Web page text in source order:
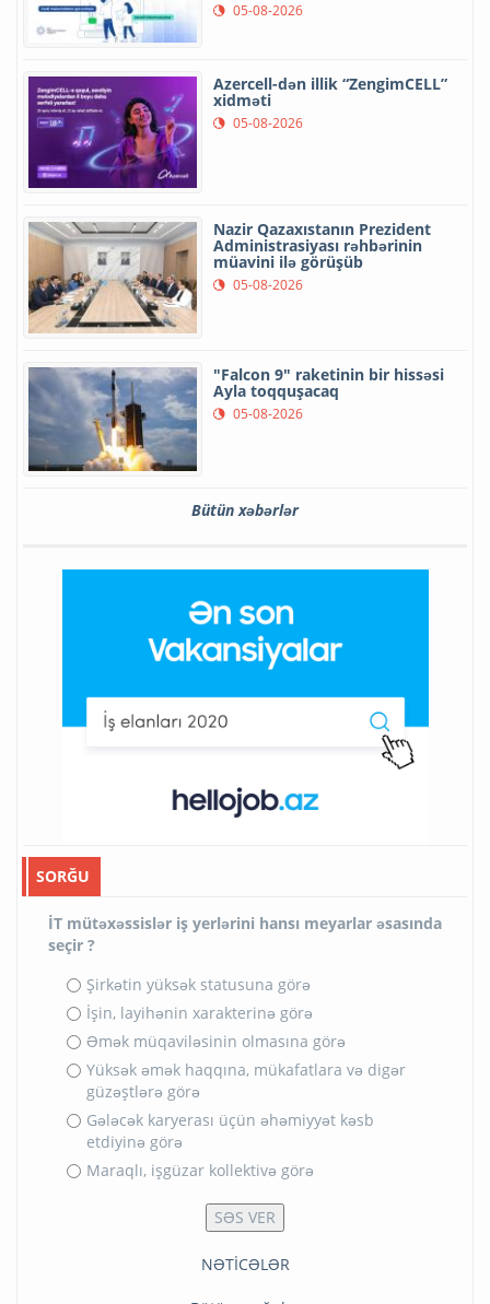
05-08-2026
Azercell-dən illik “ZengimCELL”
xidməti
05-08-2026
Nazir Qazaxıstanın Prezident
Administrasiyası rəhbərinin
müavini ilə görüşüb
05-08-2026
"Falcon 9" raketinin bir hissəsi
Ayla toqquşacaq
05-08-2026
Bütün xəbərlər
SORĞU
İT mütəxəssislər iş yerlərini hansı meyarlar əsasında
seçir ?
Şirkətin yüksək statusuna görə
İşin, layihənin xarakterinə görə
Əmək müqaviləsinin olmasına görə
Yüksək əmək haqqına, mükafatlara və digər
güzəştlərə görə
Gələcək karyerası üçün əhəmiyyət kəsb
etdiyinə görə
Maraqlı, işgüzar kollektivə görə
NƏTİCƏLƏR